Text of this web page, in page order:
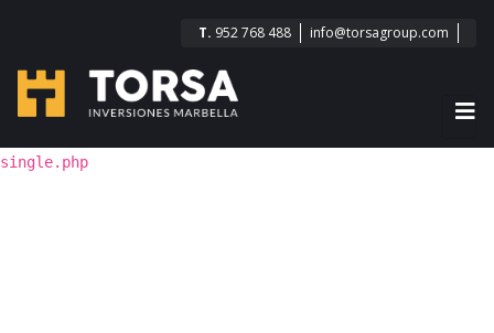
T. 952 768 488 info@torsagroup.com
single.php